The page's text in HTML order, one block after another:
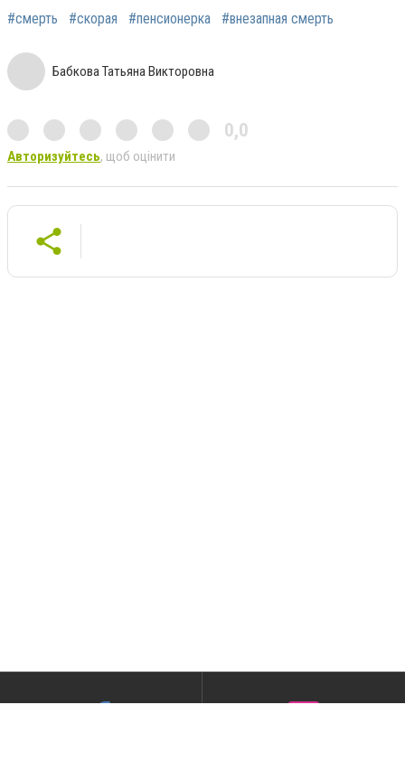
#смерть #скорая #пенсионерка #внезапная смерть
Бабкова Татьяна Викторовна
0,0
Авторизуйтесь, щоб оцінити